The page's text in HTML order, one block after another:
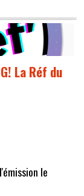
La Réf du
le